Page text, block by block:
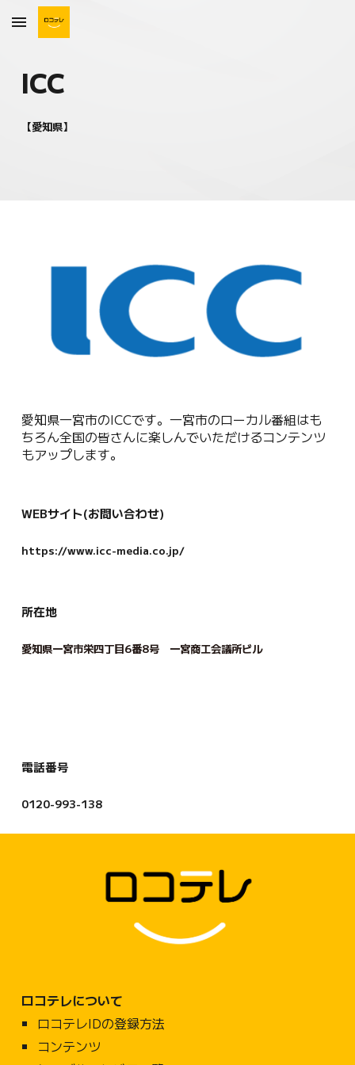
Skip to main content
ICC
【愛知県】
愛知県一宮市のICCです。一宮市のローカル番組はも
ちろん全国の皆さんに楽しんでいただけるコンテンツ
もアップします。
WEBサイト(お問い合わせ)
https://www.icc-media.co.jp/
所在地
愛知県一宮市栄四丁目6番8号 一宮商工会議所ビル
電話番号
0120-993-138
ロコテレについて
ロコテレIDの登録方法
コンテンツ